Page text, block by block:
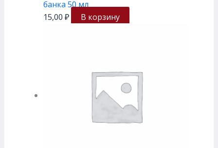
банка 50 мл
15,00 ₽ В корзину